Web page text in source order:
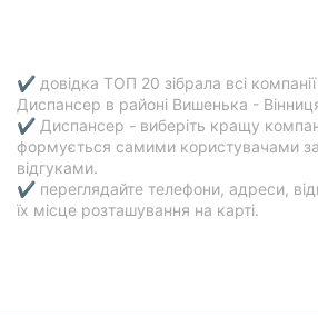
✔ довідка ТОП 20 зібрала всі
Диспансер в районі Вишенька -
✔ Диспансер - виберіть кращу
формується самими користувачами за
відгуками.
✔ переглядайте телефони, адреси,
їх місце розташування на карті.